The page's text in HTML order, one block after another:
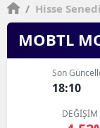
/ Hisse
MOBTL
Son
18:10
DEĞİŞİM